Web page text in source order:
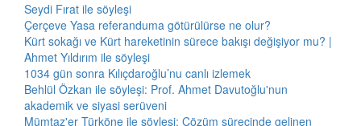
Seydi Fırat ile söyleşi
Çerçeve Yasa referanduma götürülürse ne olur?
Kürt sokağı ve Kürt hareketinin sürece bakışı değişiyor mu? |
Ahmet Yıldırım ile söyleşi
1034 gün sonra Kılıçdaroğlu’nu canlı izlemek
Behlül Özkan ile söyleşi: Prof. Ahmet Davutoğlu'nun
akademik ve siyasi serüveni
Mümtaz'er Türköne ile söyleşi: Çözüm sürecinde gelinen